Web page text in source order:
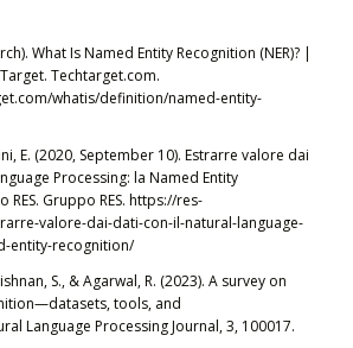
What Is Named Entity Recognition (NER)? |
. Techtarget.com.
whatis/definition/named-entity-
E. (2020, September 10). Estrarre valore dai
Processing: la Named Entity
RES. Gruppo RES. https://res-
valore-dai-dati-con-il-natural-language-
entity-recognition/
S., & Agarwal, R. (2023). A survey on
tools, and
Language Processing Journal,3, 100017.